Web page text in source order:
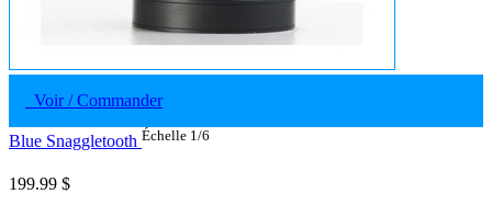
Voir / Commander
Blue Snaggletooth Échelle 1/6
199.99 $